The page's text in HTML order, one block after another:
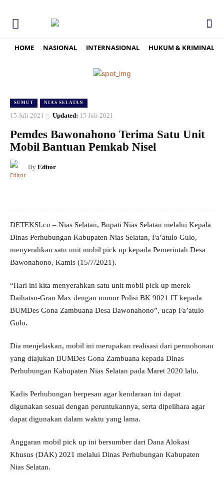
HOME NASIONAL INTERNASIONAL HUKUM & KRIMINAL
SUMUT NIAS SELATAN
15 Juli 2021 Updated: 15 Juli 2021
Pemdes Bawonahono Terima Satu Unit
Mobil Bantuan Pemkab Nisel
By Editor
DETEKSI.co – Nias Selatan, Bupati Nias Selatan melalui Kepala
Dinas Perhubungan Kabupaten Nias Selatan, Fa’atulo Gulo,
menyerahkan satu unit mobil pick up kepada Pemerintah Desa
Bawonahono, Kamis (15/7/2021).
“Hari ini kita menyerahkan satu unit mobil pick up merek
Daihatsu-Gran Max dengan nomor Polisi BK 9021 IT kepada
BUMDes Gona Zambuana Desa Bawonahono”, ucap Fa’atulo
Gulo.
Dia menjelaskan, mobil ini merupakan realisasi dari permohonan
yang diajukan BUMDes Gona Zambuana kepada Dinas
Perhubungan Kabupaten Nias Selatan pada Maret 2020 lalu.
Kadis Perhubungan berpesan agar kendaraan ini dapat
digunakan sesuai dengan peruntukannya, serta dipelihara agar
dapat digunakan dalam waktu yang lama.
Anggaran mobil pick up ini bersumber dari Dana Alokasi
Khusus (DAK) 2021 melalui Dinas Perhubungan Kabupaten
Nias Selatan.